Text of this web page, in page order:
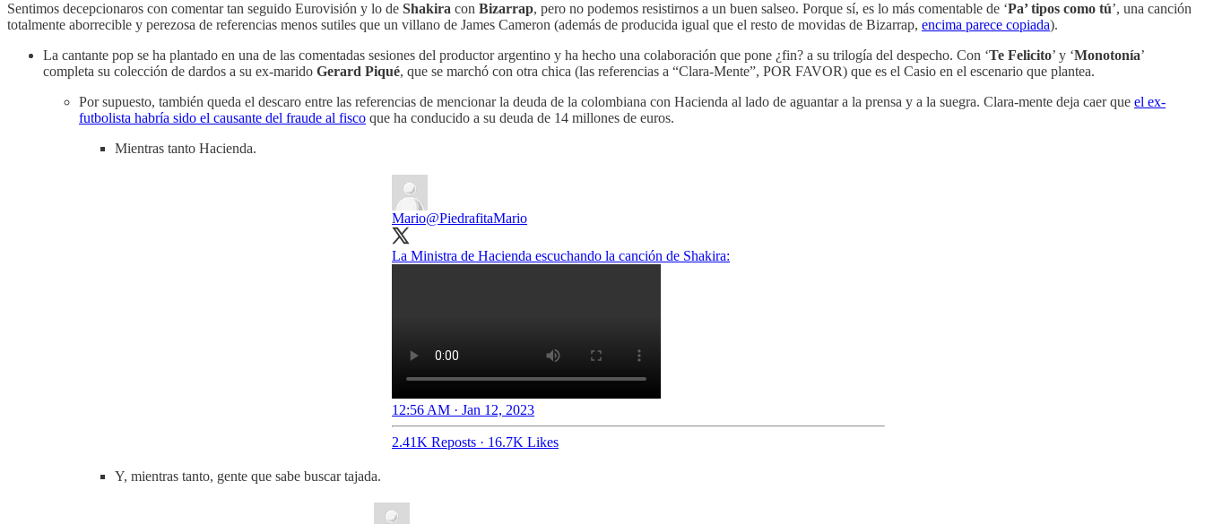
Sentimos decepcionaros con comentar tan seguido Eurovisión y lo de Shakira con Bizarrap, pero no podemos resistirnos a un buen salseo. Porque sí, es lo más comentable de ‘Pa’ tipos como tú’, una canción
totalmente aborrecible y perezosa de referencias menos sutiles que un villano de James Cameron (además de producida igual que el resto de movidas de Bizarrap, encima parece copiada).
La cantante pop se ha plantado en una de las comentadas sesiones del productor argentino y ha hecho una colaboración que pone ¿fin? a su trilogía del despecho. Con ‘Te Felicito’ y ‘Monotonía’
completa su colección de dardos a su ex-marido Gerard Piqué, que se marchó con otra chica (las referencias a “Clara-Mente”, POR FAVOR) que es el Casio en el escenario que plantea.
Por supuesto, también queda el descaro entre las referencias de mencionar la deuda de la colombiana con Hacienda al lado de aguantar a la prensa y a la suegra. Clara-mente deja caer que el ex-
futbolista habría sido el causante del fraude al fisco que ha conducido a su deuda de 14 millones de euros.
Mientras tanto Hacienda.
Mario@PiedrafitaMario
La Ministra de Hacienda escuchando la canción de Shakira:
12:56 AM · Jan 12, 2023
2.41K Reposts · 16.7K Likes
Y, mientras tanto, gente que sabe buscar tajada.